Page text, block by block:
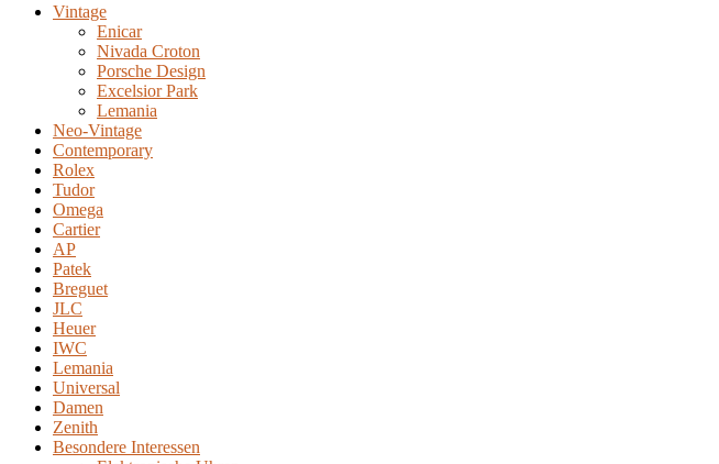
Vintage
Enicar
Nivada Croton
Porsche Design
Excelsior Park
Lemania
Neo-Vintage
Contemporary
Rolex
Tudor
Omega
Cartier
AP
Patek
Breguet
JLC
Heuer
IWC
Lemania
Universal
Damen
Zenith
Besondere Interessen